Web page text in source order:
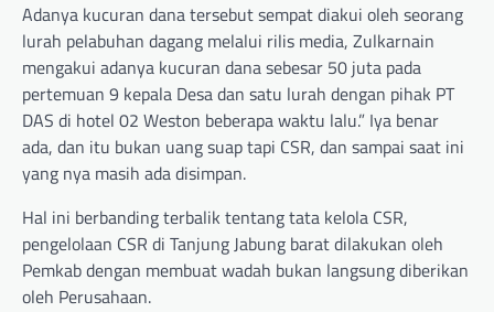
Adanya kucuran dana tersebut sempat diakui oleh seorang
lurah pelabuhan dagang melalui rilis media, Zulkarnain
mengakui adanya kucuran dana sebesar 50 juta pada
pertemuan 9 kepala Desa dan satu lurah dengan pihak PT
DAS di hotel 02 Weston beberapa waktu lalu.” Iya benar
ada, dan itu bukan uang suap tapi CSR, dan sampai saat ini
yang nya masih ada disimpan.
Hal ini berbanding terbalik tentang tata kelola CSR,
pengelolaan CSR di Tanjung Jabung barat dilakukan oleh
Pemkab dengan membuat wadah bukan langsung diberikan
oleh Perusahaan.